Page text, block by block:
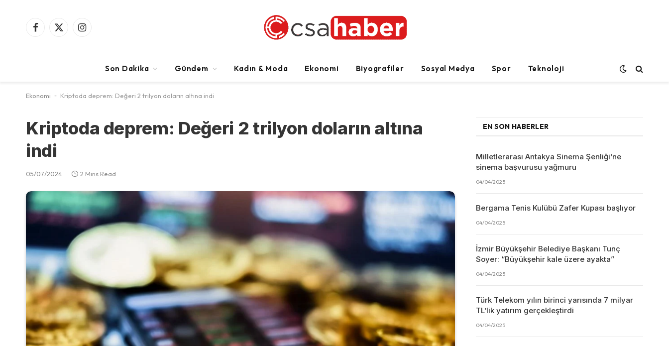
Facebook
X
Instagram
Son Dakika Gündem Kadın & Moda Ekonomi Biyografiler Sosyal Medya Spor Teknoloji
Ekonomi - Kriptoda deprem: Değeri 2 trilyon doların altına indi
Kriptoda deprem: Değeri 2 trilyon doların altına
indi
05/07/2024 2 Mins Read
EN SON HABERLER
Milletlerarası Antakya Sinema Şenliği’ne
sinema başvurusu yağmuru
04/04/2025
Bergama Tenis Kulübü Zafer Kupası başlıyor
04/04/2025
İzmir Büyükşehir Belediye Başkanı Tunç
Soyer: “Büyükşehir kale üzere ayakta”
04/04/2025
Türk Telekom yılın birinci yarısında 7 milyar
TL’lik yatırım gerçekleştirdi
04/04/2025